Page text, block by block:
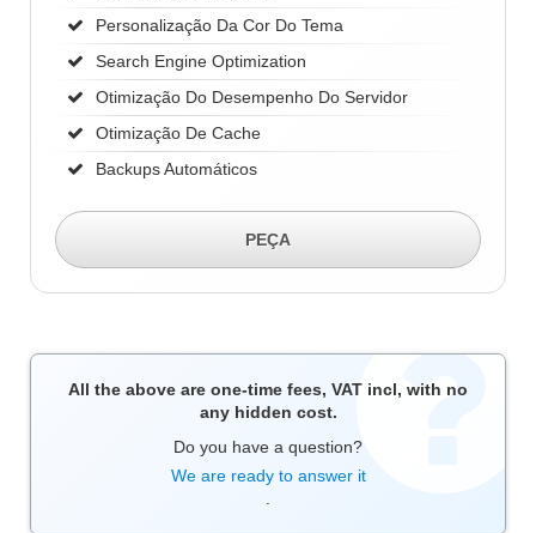
Personalização Da Cor Do Tema
Search Engine Optimization
Otimização Do Desempenho Do Servidor
Otimização De Cache
Backups Automáticos
PEÇA
All the above are one-time fees, VAT incl, with no
any hidden cost.
Do you have a question?
We are ready to answer it